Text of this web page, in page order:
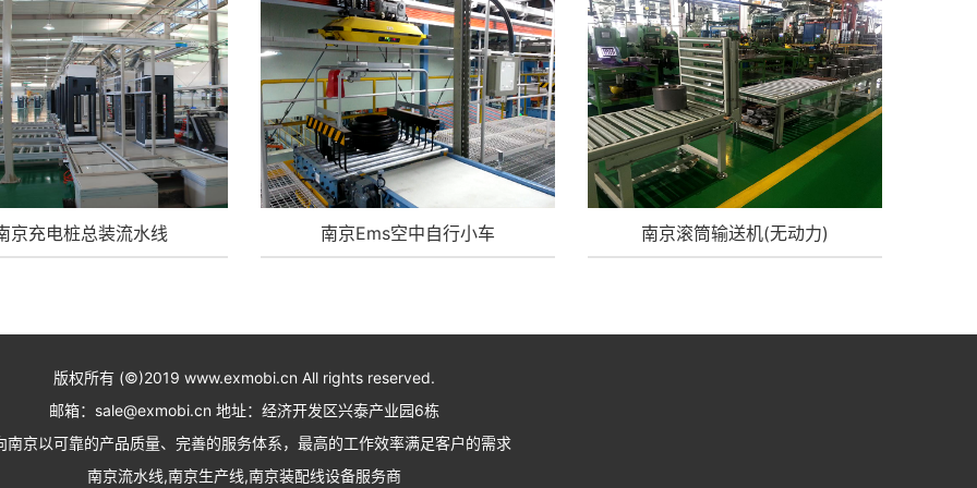
京充电桩总装流水线 南京Ems空中自行小车 南京滚筒输送机(无动力)
版权所有 (©)2019 www.exmobi.cn All rights reserved.
邮箱：sale@exmobi.cn 地址：经济开发区兴泰产业园6栋
南京以可靠的产品质量、完善的服务体系，最高的工作效率满足客户的需求
南京流水线,南京生产线,南京装配线设备服务商